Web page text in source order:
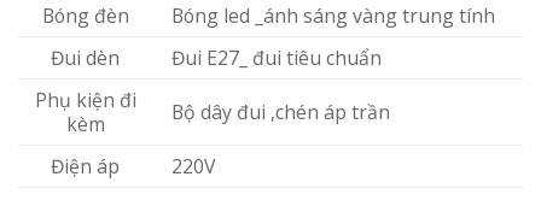
Bóng đèn
Bóng led _ánh sáng vàng trung tính
Đui dèn
Đui E27_ đui tiêu chuẩn
Phụ kiện đi
kèm
Bộ dây đui ,chén áp trần
Điện áp 220V